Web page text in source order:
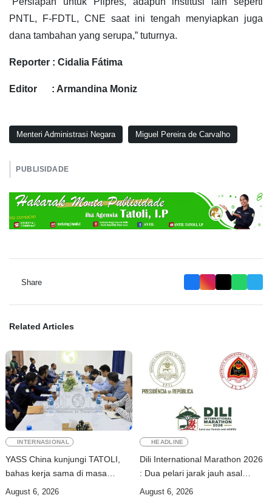
PNTL, F-FDTL, CNE saat ini tengah menyiapkan juga
dana tambahan yang serupa,” tuturnya.
Reporter : Cidalia Fátima
Editor : Armandina Moniz
Menteri Administrasi Negara Miguel Pereira de Carvalho
PUBLISIDADE
Share
Related Articles
INTERNASIONAL
YASS China kunjungi TATOLI,
bahas kerja sama di masa
depan
August 6, 2026
HEADLINE
Dili International Marathon 2026
: Dua pelari jarak jauh asal
China tiba di Dili
August 6, 2026